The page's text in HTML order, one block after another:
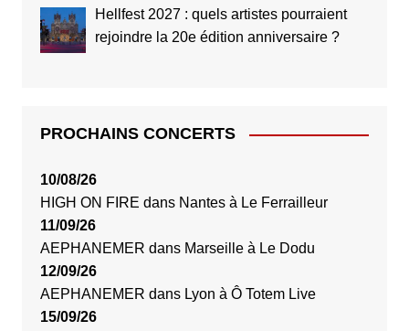
l’histoire du groupe
Hellfest 2027 : quels artistes pourraient
rejoindre la 20e édition anniversaire ?
PROCHAINS CONCERTS
10/08/26
HIGH ON FIRE dans Nantes à Le Ferrailleur
11/09/26
AEPHANEMER dans Marseille à Le Dodu
12/09/26
AEPHANEMER dans Lyon à Ô Totem Live
15/09/26